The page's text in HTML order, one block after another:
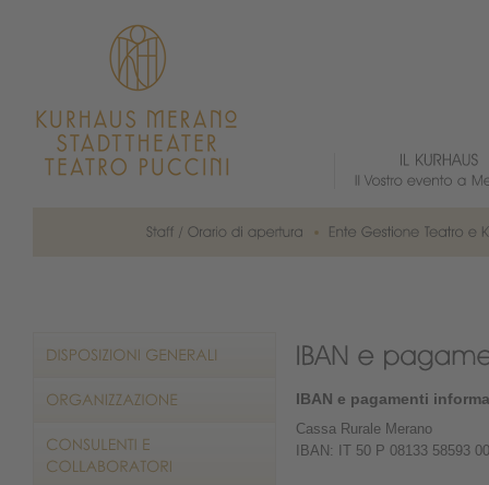
IBAN e pagamenti
Cassa Rurale Merano
IBAN: IT 50 P 08133 58593